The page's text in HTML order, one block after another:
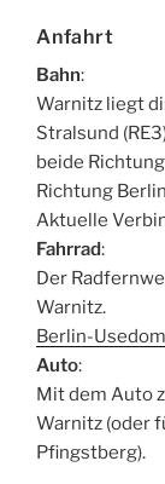
Anfahrt
Bahn:
Warnitz liegt
Stralsund
beide
Richtung
Aktuelle
Fahrrad:
Der
Warnitz.
Berlin-
Auto:
Mit dem Auto
Warnitz (oder
Pfingstberg).